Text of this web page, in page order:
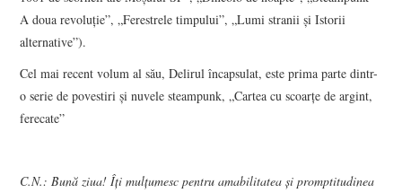
CARTE & FILM
RECENZII DE CARTE
SUSPANS
A doua revoluţie”, „Ferestrele timpului”, „Lumi stranii şi Istorii
alternative”).
Cel mai recent volum al său, Delirul încapsulat, este prima parte dintr-
o serie de povestiri și nuvele steampunk, „Cartea cu scoarțe de argint,
ferecate”
C.N.: Bună ziua! Îți mulțumesc pentru amabilitatea și promptitudinea